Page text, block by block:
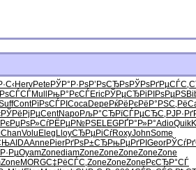
HervPete РЎР°Р·РѕР’РѕСЂРѕРЎРѕРґРµ
Mull РњР°РєСЃEricРЎРµСЂРі РІРѕРµРЅ
ContРїРѕСЃРІ CocaDepe РќРёРєРё Р°РЅС‚Рё
РЎРёРјРµCentNapoРљР°СЂРїСЃРµСЂС‚
РџРѕР»СѓРЁРµР№РЅELEGРҐР°Р»Р°AdioQuik
ChanVolu Eleg LloyСЂРµРіСѓRoxyJohnSome
AIDAAnne PierРґРѕР±СЂРњРµРґРІ Geor
OyamZonediamZoneZoneZoneZoneZone
Zone MORGС‡РёСЃС‚ZoneZoneZone РєСЂР°СЃ